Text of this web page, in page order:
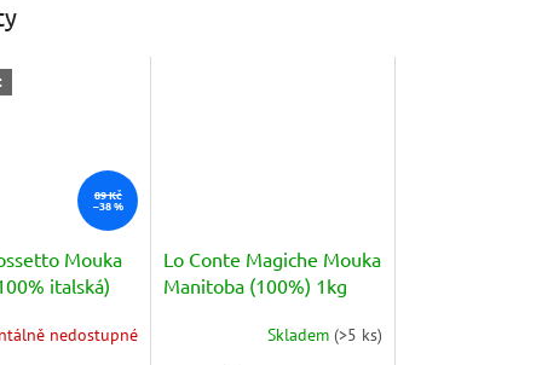
89 Kč
–38 %
Mouka
italská)
nedostupné
Lo Conte Magiche Mouka
Manitoba (100%) 1kg
Skladem(>5 ks)